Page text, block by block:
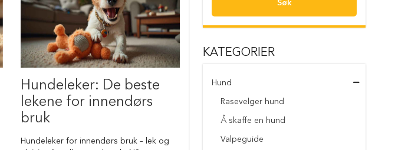
Hundeleker: De beste
lekene for innendørs
bruk
Hundeleker for innendørs bruk – lek og
Søk
KATEGORIER
Hund
Rasevelger hund
Å skaffe en hund
Valpeguide